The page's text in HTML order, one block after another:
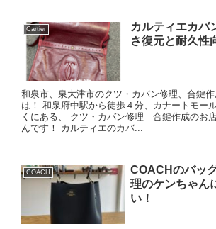
Cartier
カルティエカバ
さ復元と耐久性
和泉市、泉大津市のクツ・カバン修理、合鍵
は！ 和泉府中駅から徒歩４分、カナートモー
くにある、 クツ・カバン修理 合鍵作成のお
んです！ カルティエのカバ...
COACH
COACHのバッ
理のケンちゃん
い！